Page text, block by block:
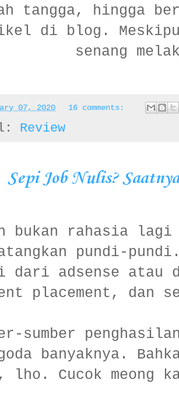
tangga, hingga
di blog.
senang
07, 2020 16 comments:
Review
Sepi Job Nulis?
bukan rahasia
pundi-
dari adsense
placement, dan
sumber
banyaknya.
Cucok meong